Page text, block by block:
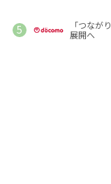
「つな
展開へ